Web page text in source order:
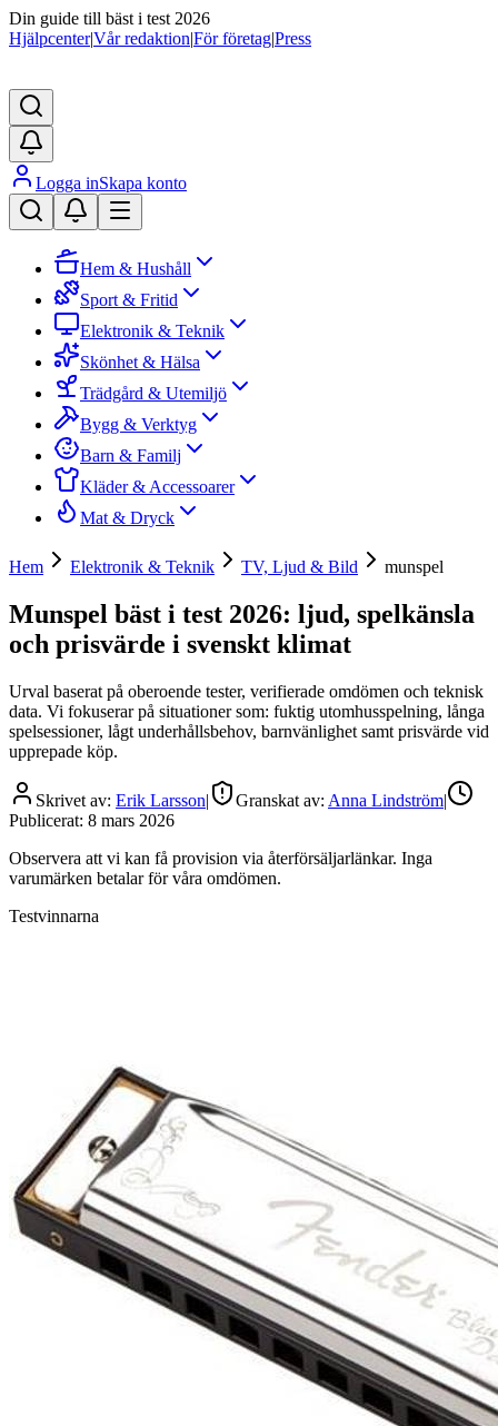
Din guide till bäst i test 2026
Hjälpcenter|Vår redaktion|För företag|Press
Logga inSkapa konto
Hem & Hushåll
Sport & Fritid
Elektronik & Teknik
Skönhet & Hälsa
Trädgård & Utemiljö
Bygg & Verktyg
Barn & Familj
Kläder & Accessoarer
Mat & Dryck
Hem Elektronik & Teknik TV, Ljud & Bild munspel
Munspel bäst i test 2026: ljud, spelkänsla
och prisvärde i svenskt klimat
Urval baserat på oberoende tester, verifierade omdömen och teknisk
data. Vi fokuserar på situationer som: fuktig utomhusspelning, långa
spelsessioner, lågt underhållsbehov, barnvänlighet samt prisvärde vid
upprepade köp.
Skrivet av: Erik Larsson| Granskat av: Anna Lindström|
Publicerat: 8 mars 2026
Observera att vi kan få provision via återförsäljarlänkar. Inga
varumärken betalar för våra omdömen.
Testvinnarna